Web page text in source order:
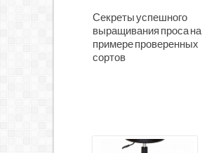
Секреты успешного
выращивания проса на
примере проверенных
сортов